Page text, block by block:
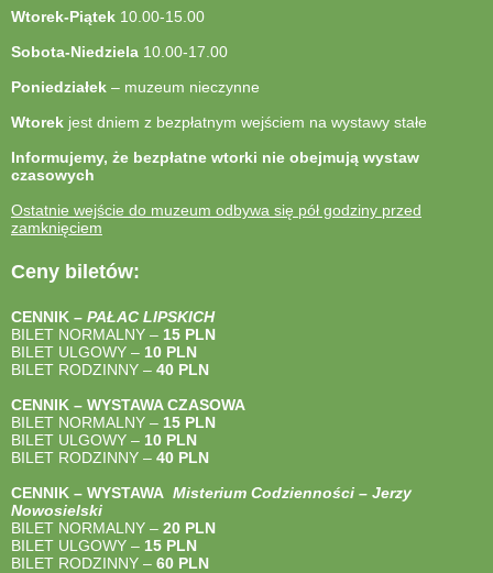
Wtorek-Piątek 10.00-15.00
Sobota-Niedziela 10.00-17.00
Poniedziałek – muzeum nieczynne
Wtorek jest dniem z bezpłatnym wejściem na wystawy stałe
Informujemy, że bezpłatne wtorki nie obejmują wystaw
czasowych
Ostatnie wejście do muzeum odbywa się pół godziny przed
zamknięciem
Ceny biletów:
CENNIK – PAŁAC LIPSKICH
BILET NORMALNY – 15 PLN
BILET ULGOWY – 10 PLN
BILET RODZINNY – 40 PLN
CENNIK – WYSTAWA CZASOWA
BILET NORMALNY – 15 PLN
BILET ULGOWY – 10 PLN
BILET RODZINNY – 40 PLN
CENNIK – WYSTAWA Misterium Codzienności – Jerzy
Nowosielski
BILET NORMALNY – 20 PLN
BILET ULGOWY – 15 PLN
BILET RODZINNY – 60 PLN